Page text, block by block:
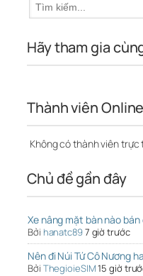
Hãy tham gia
Thành viên Online
Không có thành viên trực
Chủ đề gần đây
Xe nâng mặt bàn nào
Bởi hanatc897 giờ trước
Nên đi Núi Tứ Cô Nương
Bởi ThegioieSIM15 giờ